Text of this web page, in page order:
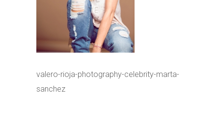
valero-rioja-photography-celebrity-marta-
sanchez